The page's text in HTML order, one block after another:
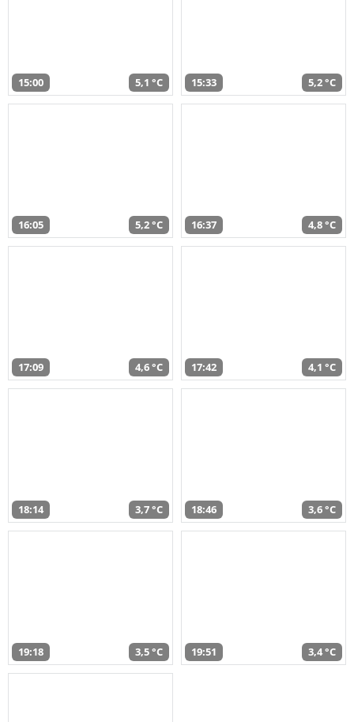
15:00 5,1 °C 15:33 5,2 °C
16:05 5,2 °C 16:37 4,8 °C
17:09 4,6 °C 17:42 4,1 °C
18:14 3,7 °C 18:46 3,6 °C
19:18 3,5 °C 19:51 3,4 °C